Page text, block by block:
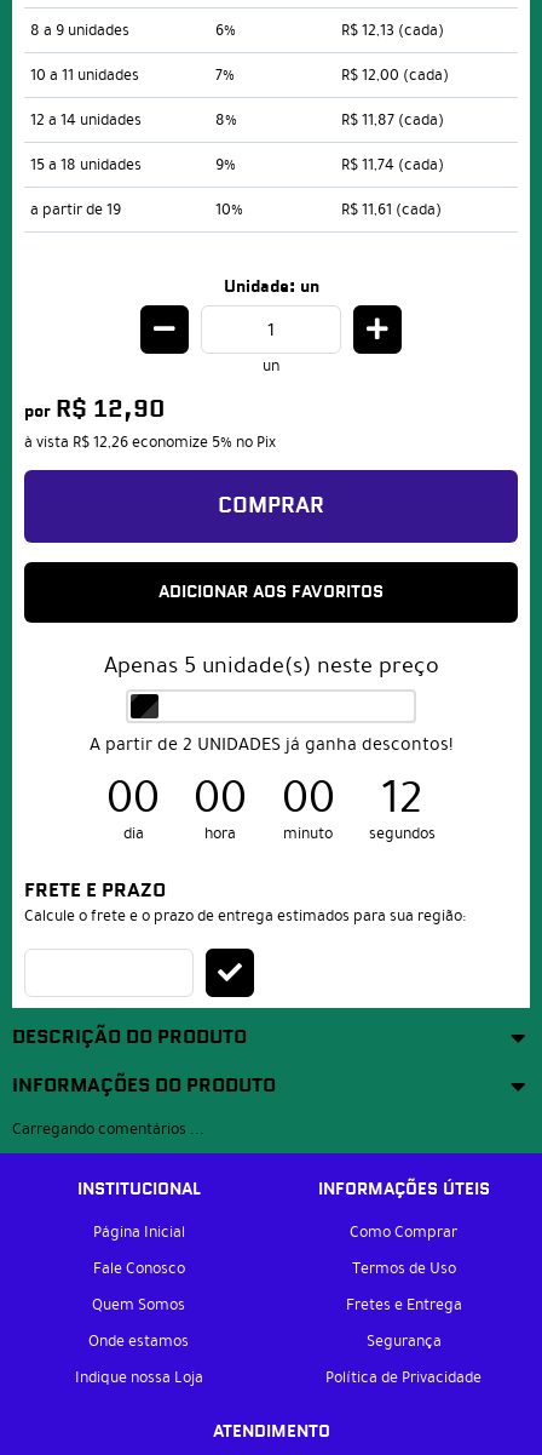
8 a 9 unidades
6% R$ 12,13 (cada)
10 a 11 unidades
7% R$ 12,00 (cada)
12 a 14 unidades
8% R$ 11,87 (cada)
15 a 18 unidades
9% R$ 11,74 (cada)
a partir de 19
10% R$ 11,61 (cada)
Unidade: un
un
por R$ 12,90
à vista R$ 12,26economize 5% no Pix
COMPRAR
ADICIONAR AOS FAVORITOS
Apenas 5 unidade(s) neste preço
A partir de 2 UNIDADES já ganha descontos!
00
dia
00
hora
00
minuto
12
segundos
FRETE E PRAZO
Calcule o frete e o prazo de entrega estimados para sua região:
DESCRIÇÃO DO PRODUTO
INFORMAÇÕES DO PRODUTO
Carregando comentários ...
INSTITUCIONAL
Página Inicial
Fale Conosco
Quem Somos
Onde estamos
Indique nossa Loja
INFORMAÇÕES ÚTEIS
Como Comprar
Termos de Uso
Fretes e Entrega
Segurança
Política de Privacidade
ATENDIMENTO